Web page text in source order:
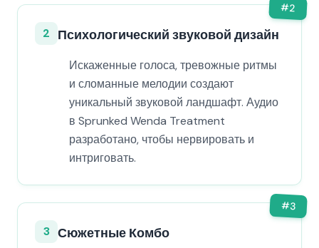
#2
2 Психологический звуковой дизайн
Искаженные голоса, тревожные ритмы
и сломанные мелодии создают
уникальный звуковой ландшафт. Аудио
в Sprunked Wenda Treatment
разработано, чтобы нервировать и
интриговать.
#3
3 Сюжетные Комбо